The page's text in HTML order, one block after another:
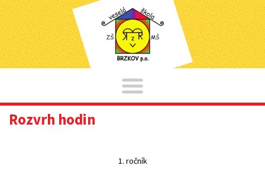
Rozvrh hodin
1. ročník